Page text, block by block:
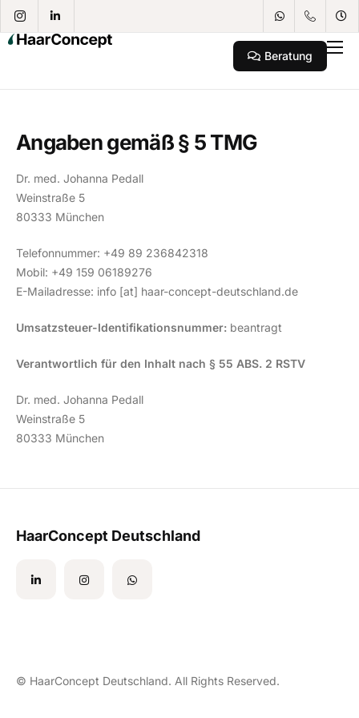
Scopierung
Standorte
Beratung
Angaben gemäß § 5 TMG
Dr. med. Johanna Pedall
Weinstraße 5
80333 München
Telefonnummer: +49 89 236842318
Mobil: +49 159 06189276
E-Mailadresse: info [at] haar-concept-deutschland.de
Umsatzsteuer-Identifikationsnummer: beantragt
Verantwortlich für den Inhalt nach § 55 ABS. 2 RSTV
Dr. med. Johanna Pedall
Weinstraße 5
80333 München
HaarConcept Deutschland
© HaarConcept Deutschland. All Rights Reserved.